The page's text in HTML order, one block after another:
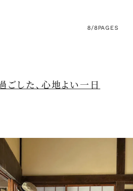
8/8PAGES
ごした、心地よい一日